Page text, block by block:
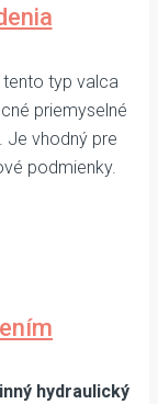
typ valca
priemyselné
Je vhodný pre
podmienky.
hydraulický